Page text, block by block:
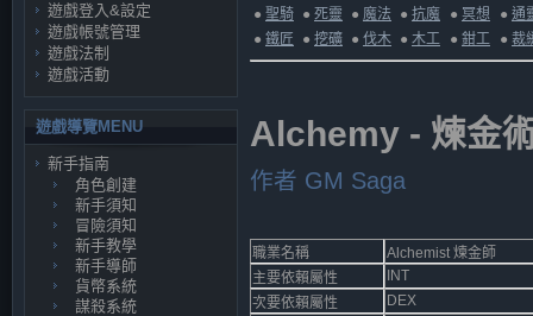
遊戲登入&設定
遊戲帳號管理
遊戲法制
遊戲活動
遊戲導覽MENU
新手指南
角色創建
新手須知
冒險須知
新手教學
新手導師
貨幣系統
謀殺系統
● 聖騎 ● 死靈 ● 魔法 ● 抗魔 ● 冥想 ● 通
● 鐵匠 ● 挖礦 ● 伐木 ● 木工 ● 鉗工 ● 裁
Alchemy - 煉金
作者 GM Saga
職業名稱
Alchemist 煉金師
主要依賴屬性
INT
次要依賴屬性
DEX